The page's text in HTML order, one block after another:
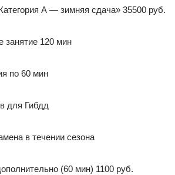
А — зимняя сдача» 35500 руб.
занятие 120 мин
по 60 мин
для Гибдд
в течении сезона
(60 мин) 1100 руб.